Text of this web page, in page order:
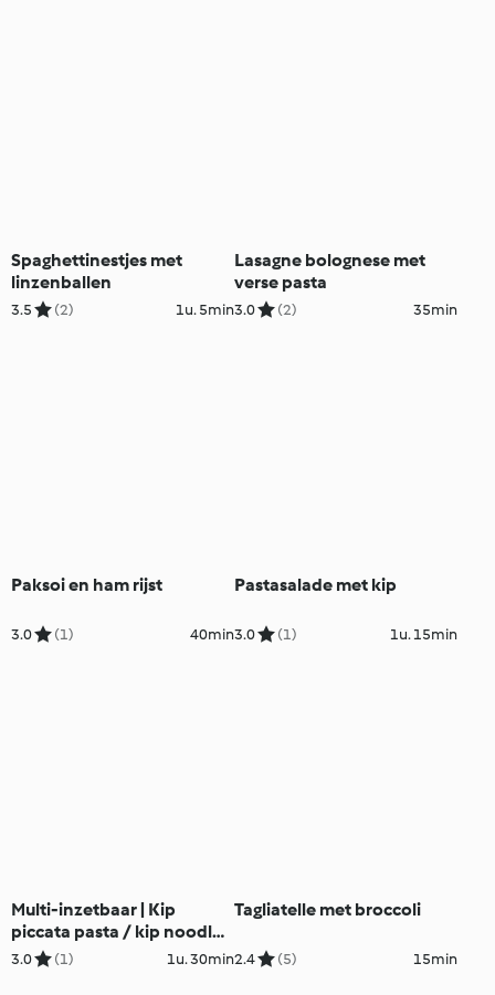
Spaghettinestjes met
linzenballen
3.5 (2) 1u. 5min
Lasagne bolognese met
verse pasta
3.0 (2) 35min
Paksoi en ham rijst
3.0 (1) 40min
Pastasalade met kip
3.0 (1) 1u. 15min
Multi-inzetbaar | Kip
piccata pasta / kip noodle
salade / kip couscous
3.0 (1) 1u. 30min
Tagliatelle met broccoli
2.4 (5) 15min